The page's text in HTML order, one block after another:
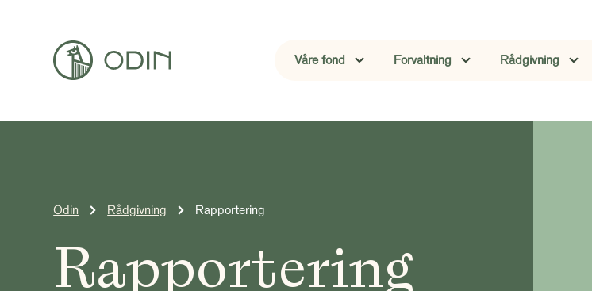
Våre fond Forvaltning Rådgivning
Odin Rådgivning Rapportering
Rapportering